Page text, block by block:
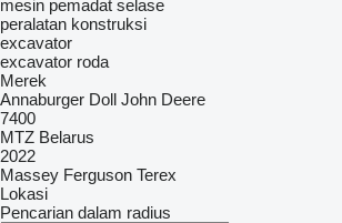
mesin pemadat selase
peralatan konstruksi
excavator
excavator roda
Merek
Annaburger Doll John Deere
7400
MTZ Belarus
2022
Massey Ferguson Terex
Lokasi
Pencarian dalam radius